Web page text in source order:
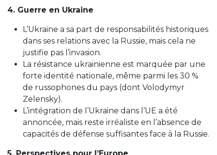
4. Guerre en Ukraine
L’Ukraine a sa part de responsabilités historiques
dans ses relations avec la Russie, mais cela ne
justifie pas l’invasion.
La résistance ukrainienne est marquée par une
forte identité nationale, même parmi les 30 %
de russophones du pays (dont Volodymyr
Zelensky).
L’intégration de l’Ukraine dans l’UE a été
annoncée, mais reste irréaliste en l’absence de
capacités de défense suffisantes face à la Russie.
5. Perspectives pour l’Europe